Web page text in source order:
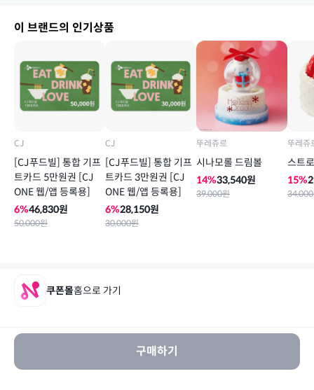
이 브랜드의 인기상품
CJ
[CJ푸드빌] 통합 기프
트카드 5만원권 [CJ
ONE 웹/앱 등록용]
6%46,830원
50,000원
CJ
[CJ푸드빌] 통합 기프
트카드 3만원권 [CJ
ONE 웹/앱 등록용]
6%28,150원
30,000원
뚜레쥬르
시나모롤 드림볼
14%33,540원
39,000원
뚜레쥬
스트
15%
34,000
쿠폰몰홈으로 가기
구매하기